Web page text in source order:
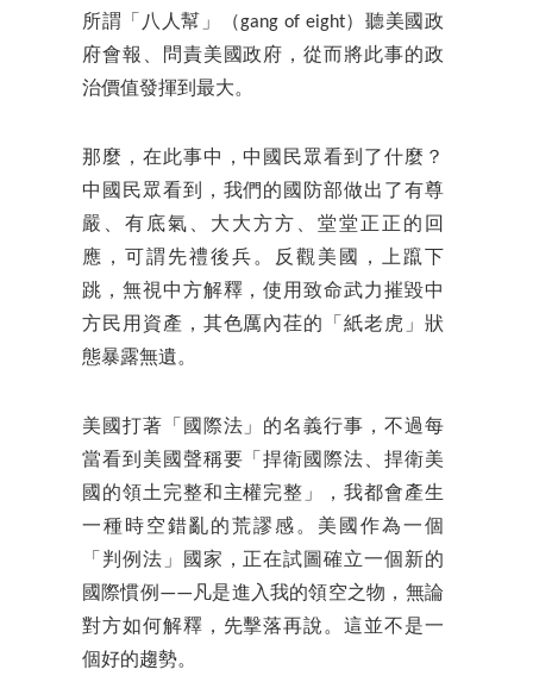
所謂「八人幫」（gang of eight）聽美國政
府會報、問責美國政府，從而將此事的政
治價值發揮到最大。
那麼，在此事中，中國民眾看到了什麼？
中國民眾看到，我們的國防部做出了有尊
嚴、有底氣、大大方方、堂堂正正的回
應，可謂先禮後兵。反觀美國，上躥下
跳，無視中方解釋，使用致命武力摧毀中
方民用資產，其色厲內荏的「紙老虎」狀
態暴露無遺。
美國打著「國際法」的名義行事，不過每
當看到美國聲稱要「捍衛國際法、捍衛美
國的領土完整和主權完整」，我都會產生
一種時空錯亂的荒謬感。美國作為一個
「判例法」國家，正在試圖確立一個新的
國際慣例——凡是進入我的領空之物，無論
對方如何解釋，先擊落再說。這並不是一
個好的趨勢。